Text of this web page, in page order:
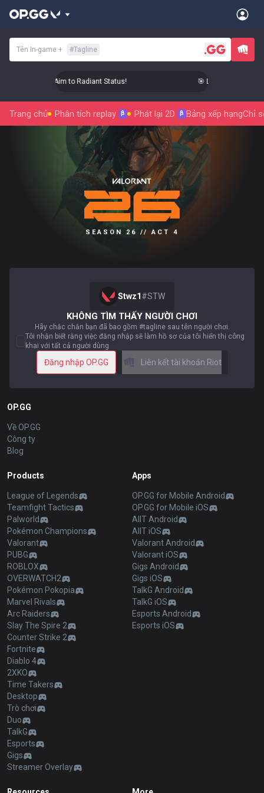
Tên In-game + #Tagline
Level Up Your Aim to Radiant Status! 🎯 Level Up Your
Trang chủ Phân tích replay β Phát lại 2D β Bảng xếp hạngChỉ
SEASON 26 // ACT 4
Stwz1#STW
KHÔNG TÌM THẤY NGƯỜI CHƠI
Hãy chắc chắn bạn đã bao gồm #tagline sau tên người chơi.
Tôi nhận biết rằng việc đăng nhập sẽ làm hồ sơ của tôi hiển thị công
khai với tất cả người dùng
Đăng nhập OP.GG Liên kết tài khoản Riot
OP.GG
Về OP.GG
Công ty
Blog
Products
League of Legends
Teamfight Tactics
Palworld
Pokémon Champions
Valorant
PUBG
ROBLOX
OVERWATCH2
Pokémon Pokopia
Marvel Rivals
Arc Raiders
Slay The Spire 2
Counter Strike 2
Fortnite
Diablo 4
2XKO
Time Takers
Desktop
Trò chơi
Duo
TalkG
Esports
Gigs
Streamer Overlay
Apps
OP.GG for Mobile Android
OP.GG for Mobile iOS
AllT Android
AllT iOS
Valorant Android
Valorant iOS
Gigs Android
Gigs iOS
TalkG Android
TalkG iOS
Esports Android
Esports iOS